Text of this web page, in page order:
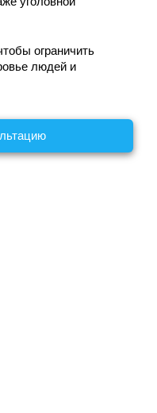
ограничить
людей и